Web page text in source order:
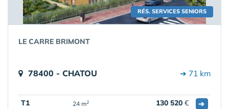
RÉS. SERVICES SENIORS
LE CARRE BRIMONT
78400 - CHATOU ➔ 71 km
T1 24 m2 130 520 € ➔